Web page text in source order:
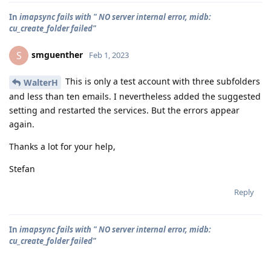
In imapsync fails with " NO server internal error, midb:
cu_create_folder failed"
S smguenther Feb 1, 2023
WalterH
This is only a test account with three subfolders
and less than ten emails. I nevertheless added the suggested
setting and restarted the services. But the errors appear
again.
Thanks a lot for your help,
Stefan
Reply
In imapsync fails with " NO server internal error, midb:
cu_create_folder failed"